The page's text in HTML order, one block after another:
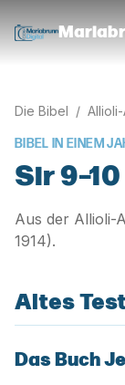
Die Bibel /
BIBEL IN EINEM
Sir 9–10
Aus der Allioli-
1914).
Altes
Das Buch